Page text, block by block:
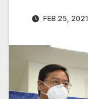
FEB 25, 2021